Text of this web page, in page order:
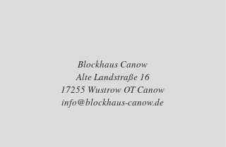
Blockhaus Canow
Alte Landstraße 16
17255 Wustrow OT Canow
info@blockhaus-canow.de